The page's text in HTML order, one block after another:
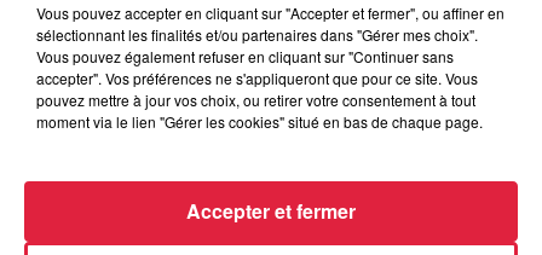
À Hoerdt, de l’eau brune sort des robinets
Depuis plusieurs jours, des habitants de Hoerdt ont vu de
Vous pouvez accepter en cliquant sur "Accepter et fermer", ou affiner en
sélectionnant les finalités et/ou partenaires dans "Gérer mes choix".
Vous pouvez également refuser en cliquant sur "Continuer sans
accepter". Vos préférences ne s'appliqueront que pour ce site. Vous
pouvez mettre à jour vos choix, ou retirer votre consentement à tout
moment via le lien "Gérer les cookies" situé en bas de chaque page.
Accepter et fermer